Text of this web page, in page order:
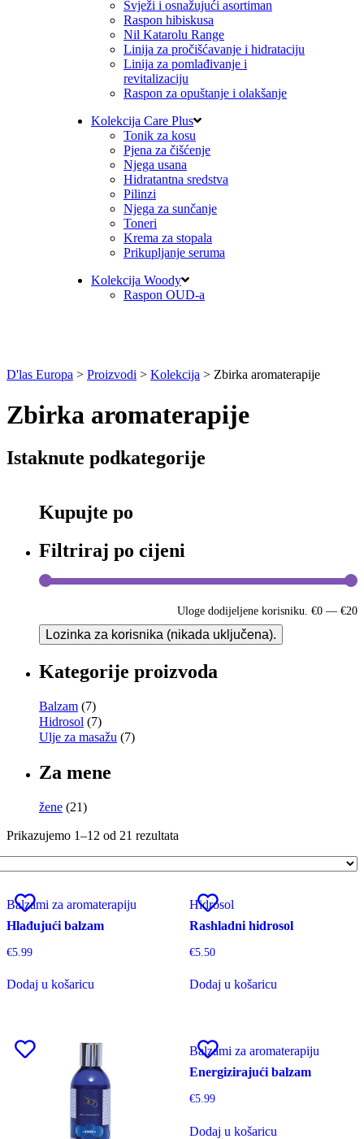
Svježi i osnažujući asortiman
Raspon hibiskusa
Nil Katarolu Range
Linija za pročišćavanje i hidrataciju
Linija za pomlađivanje i
revitalizaciju
Raspon za opuštanje i olakšanje
Kolekcija Care Plus
Tonik za kosu
Pjena za čišćenje
Njega usana
Hidratantna sredstva
Pilinzi
Njega za sunčanje
Toneri
Krema za stopala
Prikupljanje seruma
Kolekcija Woody
Raspon OUD-a
D'las Europa > Proizvodi > Kolekcija > Zbirka aromaterapije
Zbirka aromaterapije
Istaknute podkategorije
Kupujte po
Filtriraj po cijeni
Uloge dodijeljene korisniku. €0 — €20
Lozinka za korisnika (nikada uključena).
Kategorije proizvoda
Balzam (7)
Hidrosol (7)
Ulje za masažu (7)
Za mene
žene (21)
Prikazujemo 1–12 od 21 rezultata
Balzami za aromaterapiju
Hlađujući balzam
€5.99
Dodaj u košaricu
Hidrosol
Rashladni hidrosol
€5.50
Dodaj u košaricu
Balzami za aromaterapiju
Energizirajući balzam
€5.99
Dodaj u košaricu